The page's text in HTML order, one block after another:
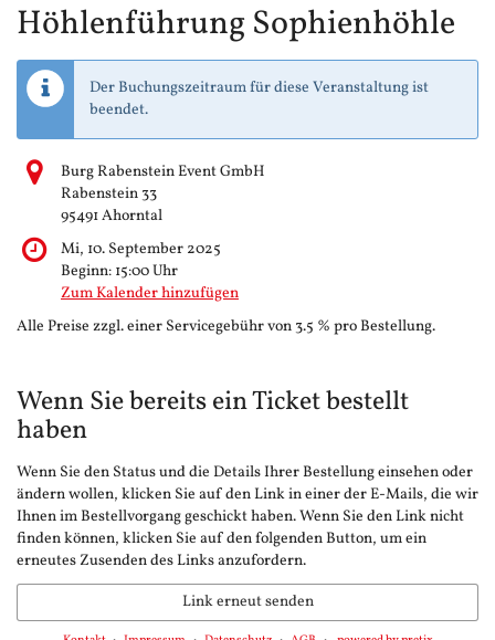
Höhlenführung Sophienhöhle
Der Buchungszeitraum für diese Veranstaltung ist
beendet.
Burg Rabenstein Event GmbH
Rabenstein 33
95491 Ahorntal
Mi, 10. September 2025
Beginn: 15:00Uhr
Zum Kalender hinzufügen
Alle Preise zzgl. einer Servicegebühr von 3.5 % pro Bestellung.
Wenn Sie bereits ein Ticket bestellt
haben
Wenn Sie den Status und die Details Ihrer Bestellung einsehen oder
ändern wollen, klicken Sie auf den Link in einer der E-Mails, die wir
Ihnen im Bestellvorgang geschickt haben. Wenn Sie den Link nicht
finden können, klicken Sie auf den folgenden Button, um ein
erneutes Zusenden des Links anzufordern.
Link erneut senden